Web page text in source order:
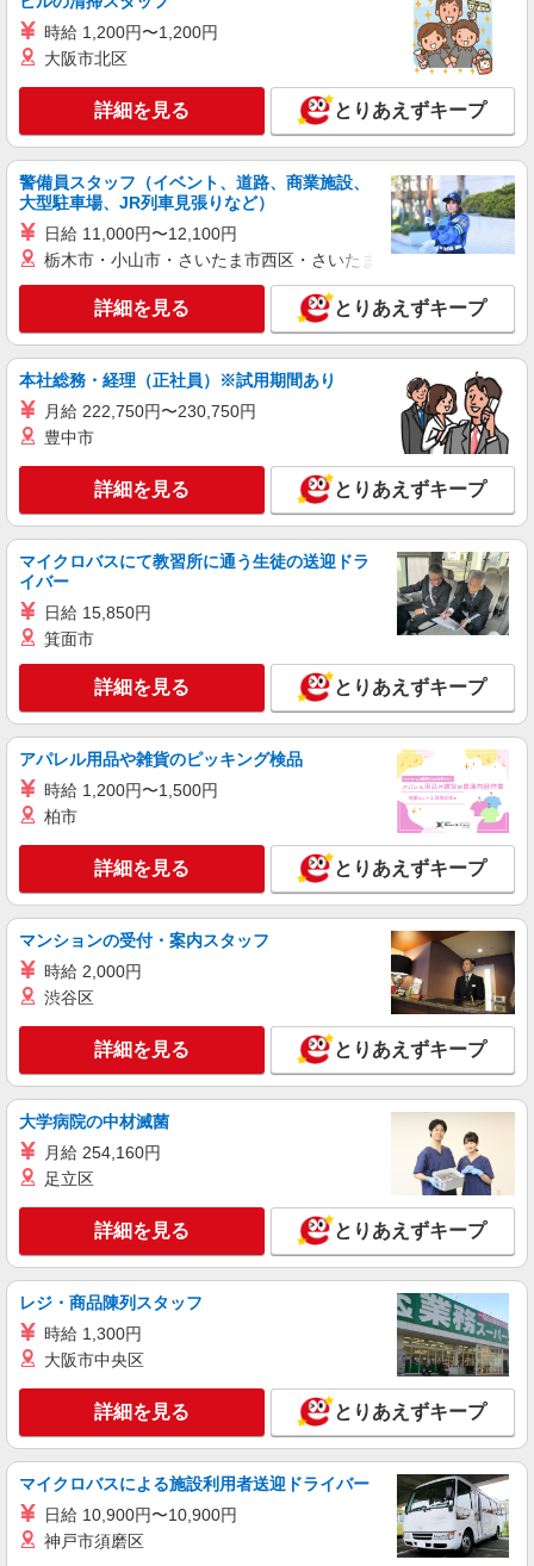
時給 1,200円〜1,200円
大阪市北区
詳細を見る とりあえずキープ
警備員スタッフ（イベント、道路、商業施設、
大型駐車場、JR列車見張りなど）
日給 11,000円〜12,100円
栃木市・小山市・さいたま市西区・さいたま市岩槻区・久喜市・
詳細を見る とりあえずキープ
本社総務・経理（正社員）※試用期間あり
月給 222,750円〜230,750円
豊中市
詳細を見る とりあえずキープ
マイクロバスにて教習所に通う生徒の送迎ドラ
イバー
日給 15,850円
箕面市
詳細を見る とりあえずキープ
アパレル用品や雑貨のピッキング検品
時給 1,200円〜1,500円
柏市
詳細を見る とりあえずキープ
マンションの受付・案内スタッフ
時給 2,000円
渋谷区
詳細を見る とりあえずキープ
大学病院の中材滅菌
月給 254,160円
足立区
詳細を見る とりあえずキープ
レジ・商品陳列スタッフ
時給 1,300円
大阪市中央区
詳細を見る とりあえずキープ
マイクロバスによる施設利用者送迎ドライバー
日給 10,900円〜10,900円
神戸市須磨区